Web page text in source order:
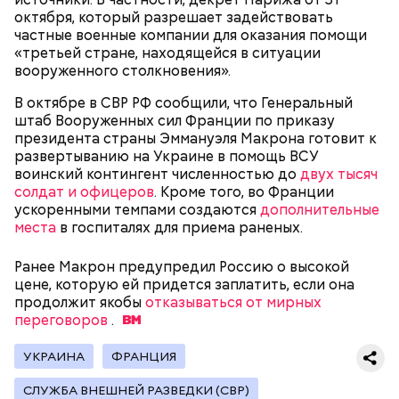
октября, который разрешает задействовать
частные военные компании для оказания помощи
«третьей стране, находящейся в ситуации
вооруженного столкновения».
В октябре в СВР РФ сообщили, что Генеральный
штаб Вооруженных сил Франции по приказу
президента страны Эммануэля Макрона готовит к
развертыванию на Украине в помощь ВСУ
воинский контингент численностью до двух тысяч
солдат и офицеров. Кроме того, во Франции
ускоренными темпами создаютсядополнительные
места в госпиталях для приема раненых.
Ранее Макрон предупредил Россию о высокой
цене, которую ей придется заплатить, если она
продолжит якобыотказываться от мирных
переговоров .
УКРАИНА ФРАНЦИЯ
СЛУЖБА ВНЕШНЕЙ РАЗВЕДКИ (СВР)
Остров Сокотра, Йемен
Фото: Shutterstock
Он находился на посту менеджера, занимался
наймом персонала и продажей продуктов. В 2000
генерального директора. Им он оставался до 2014
года, после чего ушел с поста, но остался
держателем акций компании. Сейчас его состояние
оценивается в 126 миллиардов долларов.
Сара Носс родилась в городе Голливуд
(Пенсильвания, США) 24 сентября 1880 года. Всего
Окружающие отмечали, что Носс была в здравом
уме до конца жизни. Интересно, что когда в
возрасте 117 лет ей сообщили, что она теперь
женщина с улыбкой ответила: «Ну и что?». Сама
Носс отмечала, что секрет ее долголетия
заключается в постоянной двигательной
активности и отсутствии беспокойства по поводу
возраста. Однако стоит отметить, что ей в том
числе повезло с генетикой: в роду женщины
большое количество долгожителей. Сара не имела
вредных привычек, но очень любила сладости и
Канэ Танака (119 лет)